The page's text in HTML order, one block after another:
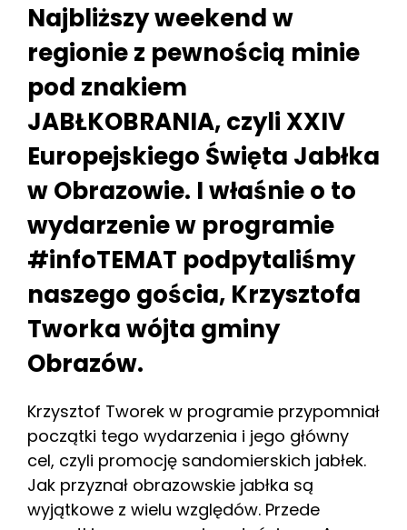
Najbliższy weekend w
regionie z pewnością minie
pod znakiem
JABŁKOBRANIA, czyli XXIV
Europejskiego Święta Jabłka
w Obrazowie. I właśnie o to
wydarzenie w programie
#infoTEMAT podpytaliśmy
naszego gościa, Krzysztofa
Tworka wójta gminy
Obrazów.
Krzysztof Tworek w programie przypomniał
początki tego wydarzenia i jego główny
cel, czyli promocję sandomierskich jabłek.
Jak przyznał obrazowskie jabłka są
wyjątkowe z wielu względów. Przede